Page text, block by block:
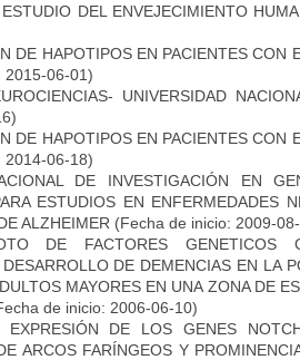
DEL ENVEJECIMIENTO
DE HAPOTIPOS EN PACIENTES CON
2015-06-01)
UNIVERSIDAD
DE HAPOTIPOS EN PACIENTES CON
2014-06-18)
DE INVESTIGACIÓN EN
ESTUDIOS EN ENFERMEDADES
ALZHEIMER (Fecha de inicio: 2009-
DE FACTORES GENETICOS
DE DEMENCIAS EN LA
MAYORES EN UNA ZONA DE
de inicio: 2006-06-10)
EXPRESIÓN DE LOS GENES
ARCOS FARÍNGEOS Y